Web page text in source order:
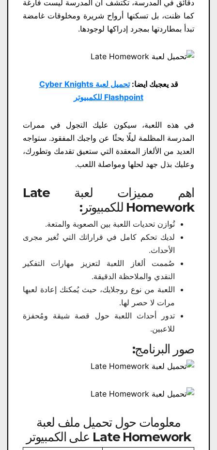
دقائق في المدرسة، تكتشف أن المدرسة ليست فارغة
كما ظنت، بل تسكنها أرواح شريرة ومخلوقات غامضة
تبدأ بمطاردتها بمجرد إدراكها لوجودها.
قد يعجبك ايضا:
تحميل لعبة Cyber Knights
Flashpoint للكمبيوتر
في هذه اللعبة، سيكون عليك التجول في ممرات
المدرسة المظلمة ليلًا بحثًا عن واجبك المفقود. ستواجه
العديد من الألغاز المعقدة التي ستعيق تقدمك وتطورك،
وعليك بذل جهد لحلها ومواصلة اللعب.
اهم مميزات لعبة Late
Homework للكمبيوتر:
تُوازن تحديات اللعبة بين الصعوبة والمتعة.
لديك تحكم كامل في قراراتك التي تُغير مجرى
الأحداث.
صُممت ألغاز اللعبة لتعزيز مهارات التفكير
النقدي والملاحظة الدقيقة.
اللعبة من نوع روجلايك، حيث يُمكنك إعادة لعبها
مرات لا حصر لها.
تدور أحداث اللعبة حول قصة شيقة ومُحفزة
للاعبين.
صور البرنامج:
معلومات حول تحميل ملف لعبة
Late Homework على الكمبيوتر